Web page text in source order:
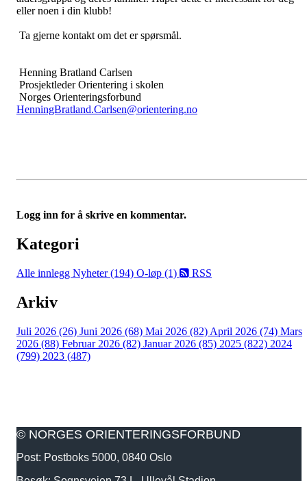
eller noen i din klubb!
Ta gjerne kontakt om det er spørsmål.
Henning Bratland Carlsen
Prosjektleder Orientering i skolen
Norges Orienteringsforbund
HenningBratland.Carlsen@orientering.no
Logg inn for å skrive en kommentar.
Kategori
Alle innlegg Nyheter (194) O-løp (1) RSS
Arkiv
Juli 2026 (26) Juni 2026 (68) Mai 2026 (82) April 2026 (74) Mars
2026 (88) Februar 2026 (82) Januar 2026 (85) 2025 (822) 2024
(799) 2023 (487)
© NORGES ORIENTERINGSFORBUND
Post: Postboks 5000, 0840 Oslo